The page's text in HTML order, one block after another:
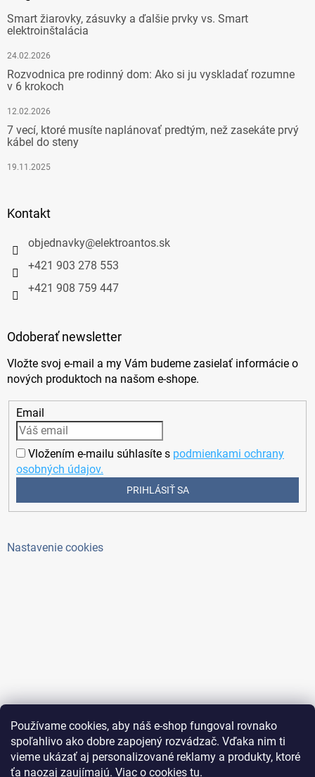
Používame cookies, aby náš e-shop fungoval rovnako
spoľahlivo ako dobre zapojený rozvádzač. Vďaka nim ti
vieme ukázať aj personalizované reklamy a produkty, ktoré
ťa naozaj zaujímajú. Viac o cookies tu.
Smart žiarovky, zásuvky a ďalšie prvky vs. Smart
elektroinštalácia
24.02.2026
Rozvodnica pre rodinný dom: Ako si ju vyskladať rozumne
v 6 krokoch
12.02.2026
7 vecí, ktoré musíte naplánovať predtým, než zasekáte prvý
kábel do steny
19.11.2025
Kontakt
objednavky@elektroantos.sk
+421 903 278 553
+421 908 759 447
Odoberať newsletter
Vložte svoj e-mail a my Vám budeme zasielať informácie o
nových produktoch na našom e-shope.
Email
Vložením e-mailu súhlasíte s podmienkami ochrany
osobných údajov.
PRIHLÁSIŤ SA
Nastavenie cookies